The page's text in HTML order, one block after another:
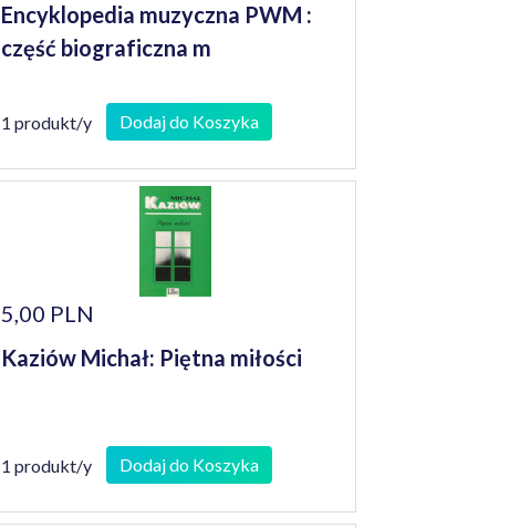
Encyklopedia muzyczna PWM :
część biograficzna m
1 produkt/y Dodaj do Koszyka
5,00 PLN
Kaziów Michał: Piętna miłości
1 produkt/y Dodaj do Koszyka